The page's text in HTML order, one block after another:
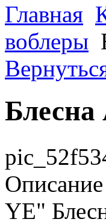
Главная
воблеры
Блесна
Описание
YE"